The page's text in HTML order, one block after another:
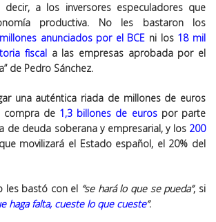
a los inversores especuladores que
productiva. No les bastaron los
anunciados por el BCE ni los 18 mil
fiscal a las empresas aprobada por el
de Pedro Sánchez.
una auténtica riada de millones de euros
compra de 1,3 billones de eurospor parte
de deuda soberana y empresarial, y los 200
movilizará el Estado español, el 20% del
les bastó con el “se hará lo que se pueda”, si
haga falta, cueste lo que cueste”.